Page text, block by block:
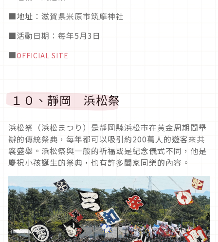
■地址：滋賀県米原市筑摩神社
■活動日期 ：每年5月3日
■OFFICIAL SITE
１０、靜岡 浜松祭
浜松祭（浜松まつり）是靜岡縣浜松市在黃金周期間舉
辦的傳統祭典，每年都可以吸引約200萬人的遊客來共
襄盛舉。浜松祭與一般的祈福或是紀念儀式不同，他是
慶祝小孩誕生的祭典，也有許多闔家同樂的內容。